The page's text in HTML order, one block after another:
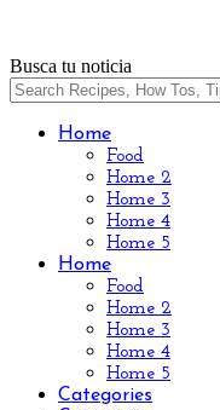
Busca tu noticia
Home
Food
Home 2
Home 3
Home 4
Home 5
Home
Food
Home 2
Home 3
Home 4
Home 5
Categories